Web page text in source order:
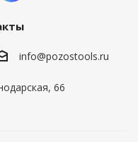
info@pozostools.ru
66